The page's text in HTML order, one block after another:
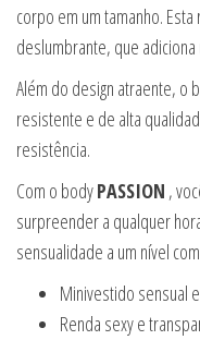
corpo em um tamanho.
deslumbrante, que
Além do design atraente, o
resistente e de alta
resistência.
Com o bodyPASSION ,
surpreender a qualquer
sensualidade a um nível
Minivestido sensual
Renda sexy e